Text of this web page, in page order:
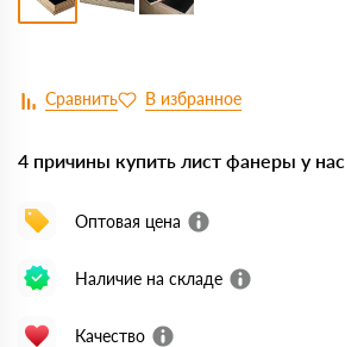
4 причины купить лист фанеры у нас
Оптовая цена
Наличие на складе
Качество